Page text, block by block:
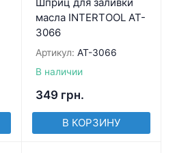
масла INTERTOOL AT-
3066
Артикул: AT-3066
В наличии
349 грн.
В КОРЗИНУ